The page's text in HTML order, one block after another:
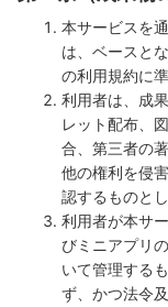
本サービスを
は、ベースと
の利用規約に
利用者は、成
レット配布、
合、第三者の
他の権利を侵
認するものとし
利用者が本サ
びミニアプリ
いて管理する
ず、かつ法令